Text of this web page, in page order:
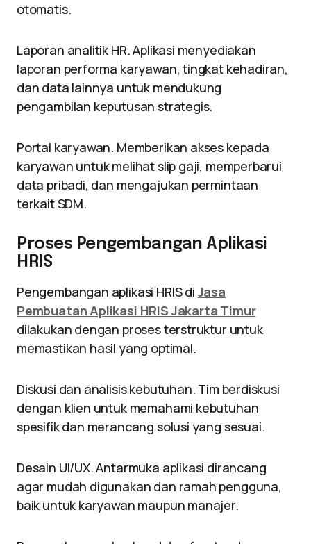
otomatis.
Laporan analitik HR. Aplikasi menyediakan
laporan performa karyawan, tingkat kehadiran,
dan data lainnya untuk mendukung
pengambilan keputusan strategis.
Portal karyawan. Memberikan akses kepada
karyawan untuk melihat slip gaji, memperbarui
data pribadi, dan mengajukan permintaan
terkait SDM.
Proses Pengembangan Aplikasi
HRIS
Pengembangan aplikasi HRIS di Jasa
Pembuatan Aplikasi HRIS Jakarta Timur
dilakukan dengan proses terstruktur untuk
memastikan hasil yang optimal.
Diskusi dan analisis kebutuhan. Tim berdiskusi
dengan klien untuk memahami kebutuhan
spesifik dan merancang solusi yang sesuai.
Desain UI/UX. Antarmuka aplikasi dirancang
agar mudah digunakan dan ramah pengguna,
baik untuk karyawan maupun manajer.